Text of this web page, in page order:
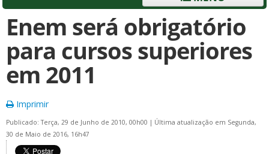
Enem será obrigatório
para cursos superiores
em 2011
Imprimir
Publicado: Terça, 29 de Junho de 2010, 00h00 | Última atualização em Segunda,
30 de Maio de 2016, 16h47